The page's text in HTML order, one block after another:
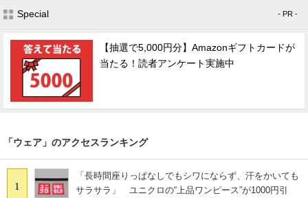
Special - PR -
【抽選で5,000円分】Amazonギフトカードが
当たる！読者アンケート実施中
「ウェア」のアクセスランキング
1
「長時間座りっぱなしでもシワにならず、汗をかいても
サラサラ」 ユニクロの“上品ワンピース”が1000円引